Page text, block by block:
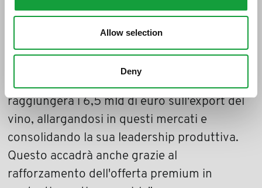
Allow selection
Deny
elaborato dall’Ismea: "Abbiamo proiettato al
2020 le analisi degli ultimi 15 anni. Il mercato
sta completamente cambiando, con USA e
Cina che stanno incrementando rapidamente
i consumi. Ebbene, in questo scenario l'Italia
raggiungerà i 6,5 mld di euro sull'export del
vino, allargandosi in questi mercati e
consolidando la sua leadership produttiva.
Questo accadrà anche grazie al
rafforzamento dell'offerta premium in